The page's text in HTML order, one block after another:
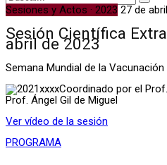
Sesiones y Actos · 2023 27 de
Sesión Científica
abril de 2023
Semana Mundial de la Vacunación
Coordinado por el
Prof. Ángel Gil de Miguel
Ver vídeo de la sesión
PROGRAMA